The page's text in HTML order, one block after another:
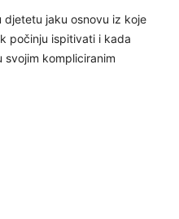
jaku osnovu iz koje
počinju ispitivati i kada
svojim kompliciranim